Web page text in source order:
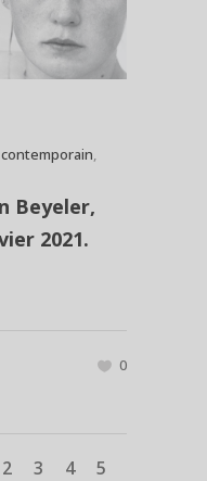
,
Beyeler,
2021.
0
2 3 4
5